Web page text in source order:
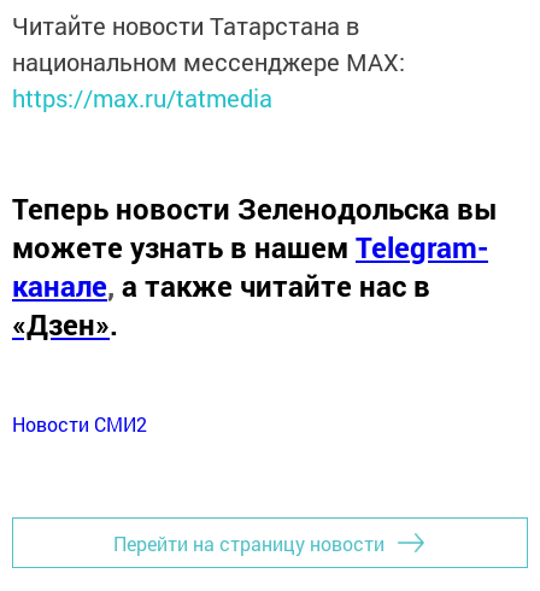
Читайте новости Татарстана в
национальном мессенджере MАХ:
https://max.ru/tatmedia
Теперь новости Зеленодольска вы
можете узнать в нашем Telegram-
канале, а также читайте нас в
«Дзен».
Новости СМИ2
Перейти на страницу новости